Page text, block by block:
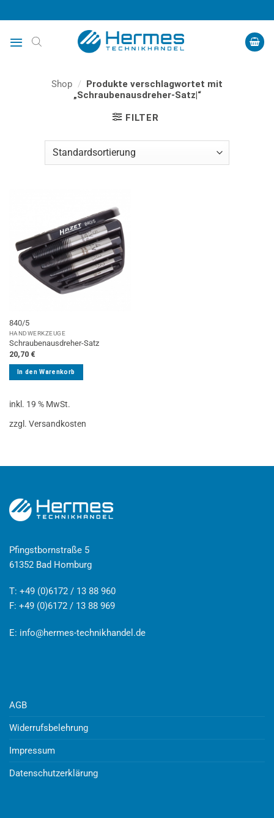
Inhalt
springen
Shop / Produkte verschlagwortet mit
„Schraubenausdreher-Satz|“
FILTER
840/5
HANDWERKZEUGE
Schraubenausdreher-Satz
20,70 €
In den Warenkorb
inkl. 19 % MwSt.
zzgl. Versandkosten
Pfingstbornstraße 5
61352 Bad Homburg
T: +49 (0)6172 / 13 88 960
F: +49 (0)6172 / 13 88 969
E: info@hermes-technikhandel.de
AGB
Widerrufsbelehrung
Impressum
Datenschutzerklärung